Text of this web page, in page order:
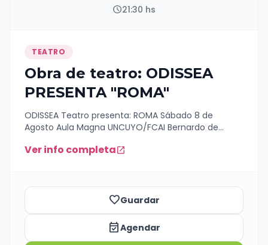
schedule21:30 hs
TEATRO
Obra de teatro: ODISSEA
PRESENTA "ROMA"
ODISSEA Teatro presenta: ROMA Sábado 8 de
Agosto Aula Magna UNCUYO/FCAI Bernardo de
puerta de entrada $20000 Solicitar las anticipadas
Ver info completaopen_in_new
favorite_borderGuardar
event_availableAgendar